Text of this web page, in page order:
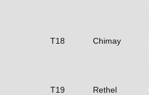
T18 Chimay
T19 Rethel